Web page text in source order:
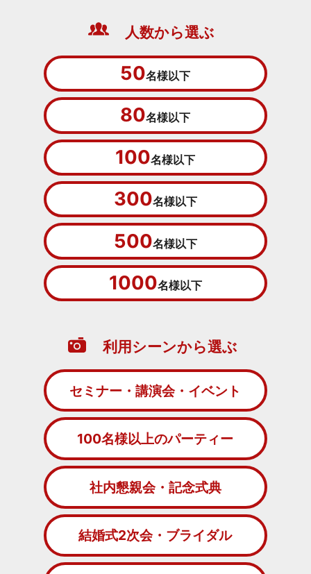
人数から選ぶ
50名様以下
80名様以下
100名様以下
300名様以下
500名様以下
1000名様以下
利用シーンから選ぶ
セミナー・講演会・イベント
100名様以上のパーティー
社内懇親会・記念式典
結婚式2次会・ブライダル